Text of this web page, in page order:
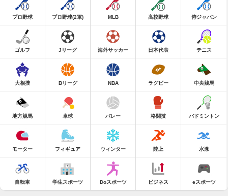
プロ野球 プロ野球(2軍) MLB 高校野球 侍ジャパン
ゴルフ Jリーグ 海外サッカー 日本代表 テニス
大相撲 Bリーグ NBA ラグビー 中央競馬
地方競馬 卓球 バレー 格闘技 バドミントン
モーター フィギュア ウィンター 陸上 水泳
自転車 学生スポーツ Doスポーツ ビジネス eスポーツ